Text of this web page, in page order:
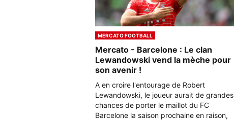
MERCATO FOOTBALL
Mercato - Barcelone : Le clan
Lewandowski vend la mèche pour
son avenir !
A en croire l'entourage de Robert
Lewandowski, le joueur aurait de grandes
chances de porter le maillot du FC
Barcelone la saison prochaine en raison,